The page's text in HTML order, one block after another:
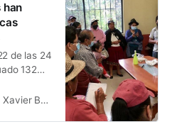
han
de las 24
132
Xavier Basantes